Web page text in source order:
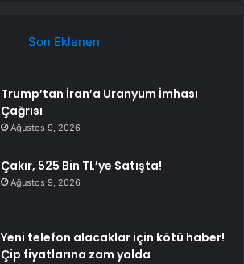
Son Eklenen
Trump’tan İran’a Uranyum İmhası
Çağrısı
Ağustos 9, 2026
Çakır, 525 Bin TL’ye Satışta!
Ağustos 9, 2026
Yeni telefon alacaklar için kötü haber!
Çip fiyatlarına zam yolda